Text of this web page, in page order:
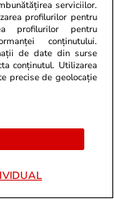
16:43
serviciilor.
profilurilor pentru
profilurilor pentru
conținutului.
de date din surse
conținutul. Utilizarea
precise de geolocație